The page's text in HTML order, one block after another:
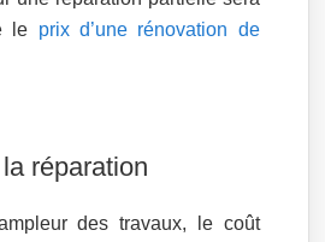
le prix d’une rénovation de
réparation
des travaux, le coût